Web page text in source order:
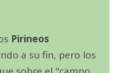
Pirineos
a su fin, pero los